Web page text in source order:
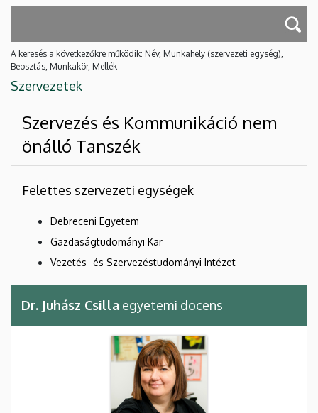
A keresés a következőkre működik: Név, Munkahely (szervezeti egység),
Beosztás, Munkakör, Mellék
Szervezetek
Szervezés és Kommunikáció nem
önálló Tanszék
Felettes szervezeti egységek
Debreceni Egyetem
Gazdaságtudományi Kar
Vezetés- és Szervezéstudományi Intézet
Dr. Juhász Csilla egyetemi docens